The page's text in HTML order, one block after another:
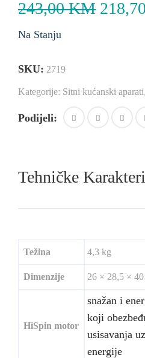
243,00KM 218,70
Na Stanju
SKU: 2719
Kategorije: Sitni kućanski aparati,
Podijeli:
Tehničke
Težina 4,3 kg
Dimenzije 26 × 28,5 ×
HiSpin motor
snažan i
koji
usisavanja
energije